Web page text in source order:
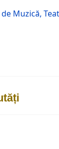
Muzică,